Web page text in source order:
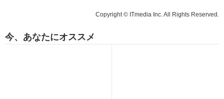
Copyright © ITmedia Inc. All Rights Reserved.
今、あなたにオススメ